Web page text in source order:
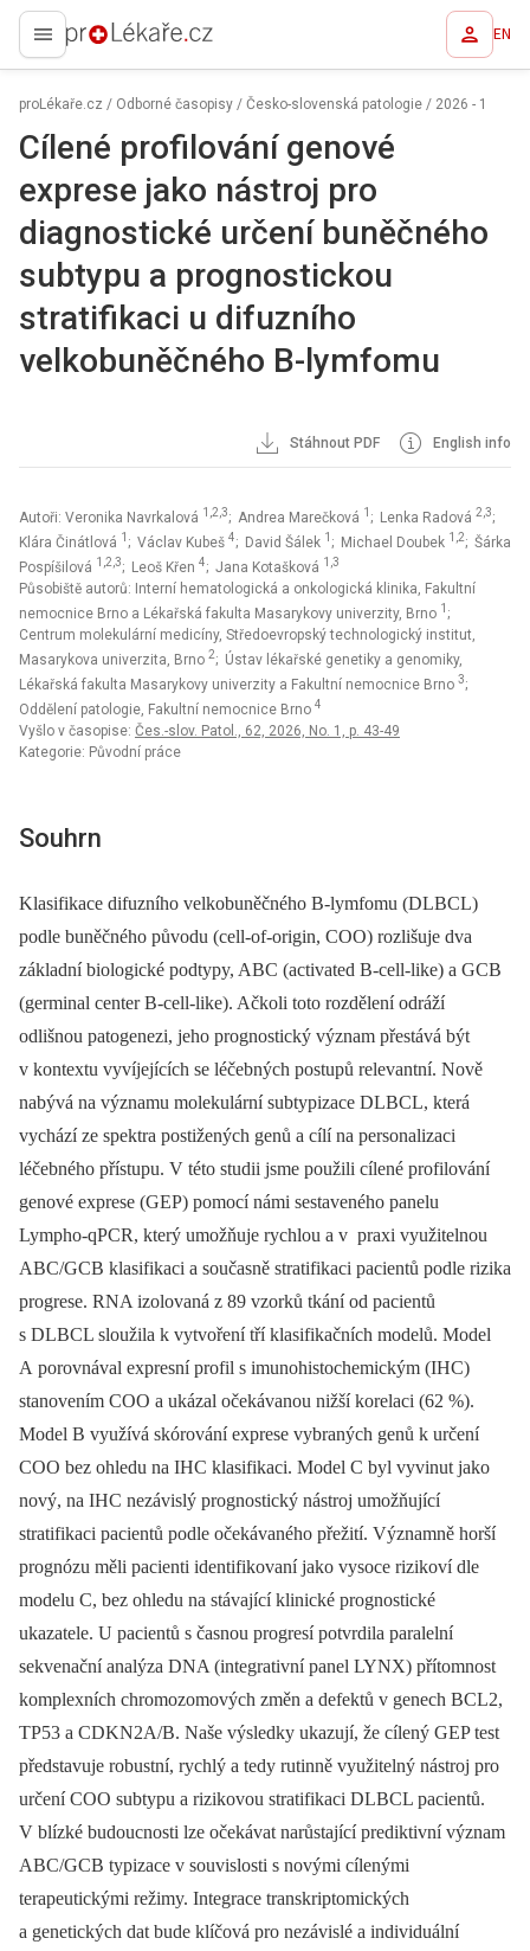
proLékaře.cz EN
proLékaře.cz / Odborné časopisy / Česko-slovenská patologie / 2026 - 1
Cílené profilování genové
exprese jako nástroj pro
diagnostické určení buněčného
subtypu a prognostickou
stratifikaci u difuzního
velkobuněčného B-lymfomu
Stáhnout PDF English info
Autoři: Veronika Navrkalová 1,2,3; Andrea Marečková 1 ; Lenka Radová 2,3;
Klára Činátlová 1 ; Václav Kubeš 4; David Šálek 1 ; Michael Doubek 1,2; Šárka
Pospíšilová 1,2,3; Leoš Křen 4; Jana Kotašková 1,3
Působiště autorů: Interní hematologická a onkologická klinika, Fakultní
nemocnice Brno a Lékařská fakulta Masarykovy univerzity, Brno 1 ;
Centrum molekulární medicíny, Středoevropský technologický institut,
Masarykova univerzita, Brno 2; Ústav lékařské genetiky a genomiky,
Lékařská fakulta Masarykovy univerzity a Fakultní nemocnice Brno 3;
Oddělení patologie, Fakultní nemocnice Brno 4
Vyšlo v časopise: Čes.-slov. Patol., 62, 2026, No. 1, p. 43-49
Kategorie: Původní práce
Souhrn
Klasifikace difuzního velkobuněčného B-lymfomu (DLBCL)
podle buněčného původu (cell-of-origin, COO) rozlišuje dva
základní biologické podtypy, ABC (activated B-cell-like) a GCB
(germinal center B-cell-like). Ačkoli toto rozdělení odráží
odlišnou patogenezi, jeho prognostický význam přestává být
v kontextu vyvíjejících se léčebných postupů relevantní. Nově
nabývá na významu molekulární subtypizace DLBCL, která
vychází ze spektra postižených genů a cílí na personalizaci
léčebného přístupu. V této studii jsme použili cílené profilování
genové exprese (GEP) pomocí námi sestaveného panelu
Lympho-qPCR, který umožňuje rychlou a v praxi využitelnou
ABC/GCB klasifikaci a současně stratifikaci pacientů podle rizika
progrese. RNA izolovaná z 89 vzorků tkání od pacientů
s DLBCL sloužila k vytvoření tří klasifikačních modelů. Model
A porovnával expresní profil s imunohistochemickým (IHC)
stanovením COO a ukázal očekávanou nižší korelaci (62 %).
Model B využívá skórování exprese vybraných genů k určení
COO bez ohledu na IHC klasifikaci. Model C byl vyvinut jako
nový, na IHC nezávislý prognostický nástroj umožňující
stratifikaci pacientů podle očekávaného přežití. Významně horší
prognózu měli pacienti identifikovaní jako vysoce rizikoví dle
modelu C, bez ohledu na stávající klinické prognostické
ukazatele. U pacientů s časnou progresí potvrdila paralelní
sekvenační analýza DNA (integrativní panel LYNX) přítomnost
komplexních chromozomových změn a defektů v genech BCL2,
TP53 a CDKN2A/B. Naše výsledky ukazují, že cílený GEP test
představuje robustní, rychlý a tedy rutinně využitelný nástroj pro
určení COO subtypu a rizikovou stratifikaci DLBCL pacientů.
V blízké budoucnosti lze očekávat narůstající prediktivní význam
ABC/GCB typizace v souvislosti s novými cílenými
terapeutickými režimy. Integrace transkriptomických
a genetických dat bude klíčová pro nezávislé a individuální